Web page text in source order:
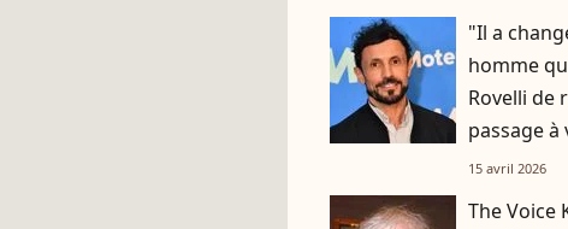
"Il a
homme
Rovelli de
passage à
15 avril 2026
The Voice